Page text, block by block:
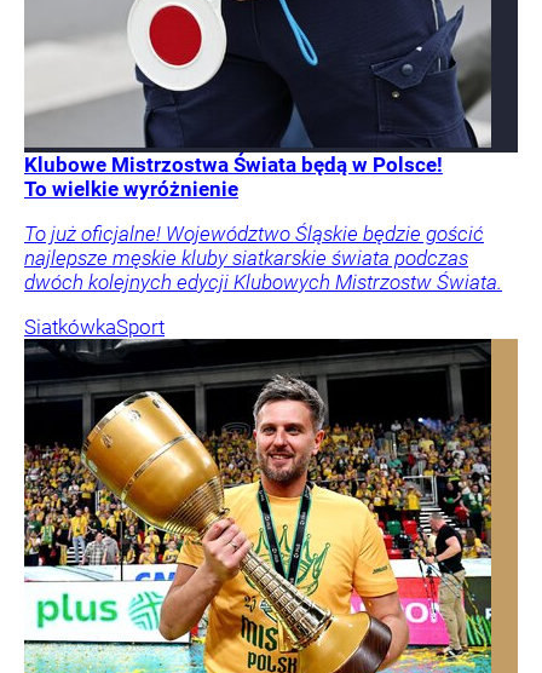
Klubowe Mistrzostwa Świata będą w Polsce!
To wielkie wyróżnienie
To już oficjalne! Województwo Śląskie będzie gościć
najlepsze męskie kluby siatkarskie świata podczas
dwóch kolejnych edycji Klubowych Mistrzostw Świata.
SiatkówkaSport